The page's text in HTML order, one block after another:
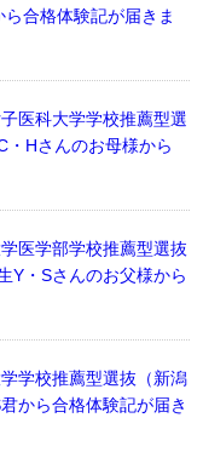
合格体験記が届きま
医科大学学校推薦型選
・Hさんのお母様から
医学部学校推薦型選抜
Y・Sさんのお父様から
学校推薦型選抜（新潟
から合格体験記が届き